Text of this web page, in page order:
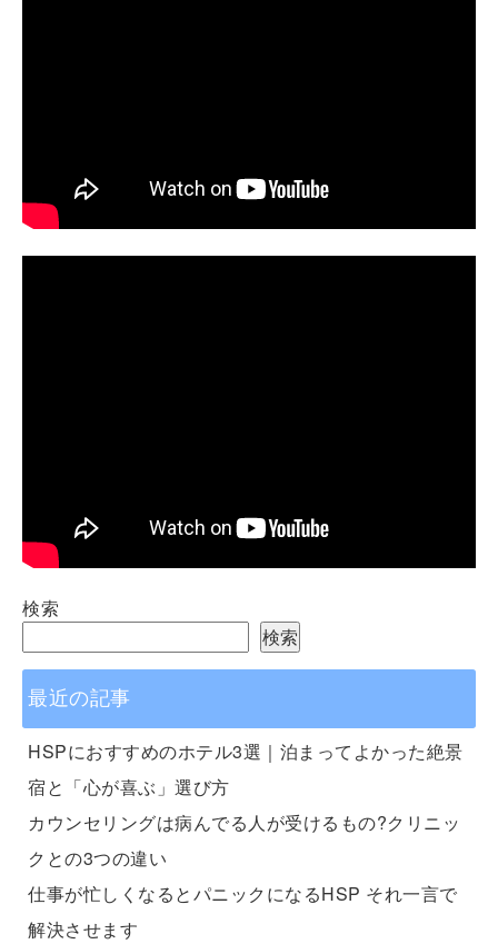
検索
検索
最近の記事
HSPにおすすめのホテル3選｜泊まってよかった絶景
宿と「心が喜ぶ」選び方
カウンセリングは病んでる人が受けるもの?クリニッ
クとの3つの違い
仕事が忙しくなるとパニックになるHSP それ一言で
解決させます